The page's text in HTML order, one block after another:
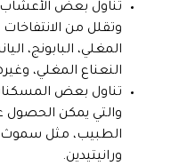
تناول بعض الأعشاب
وتقلل من
المغلي، البابونج،
النعناع المغلي،
تناول بعض المسكنات
والتي يمكن الحصول
الطبيب، مثل سموث
ورانيتيدين.